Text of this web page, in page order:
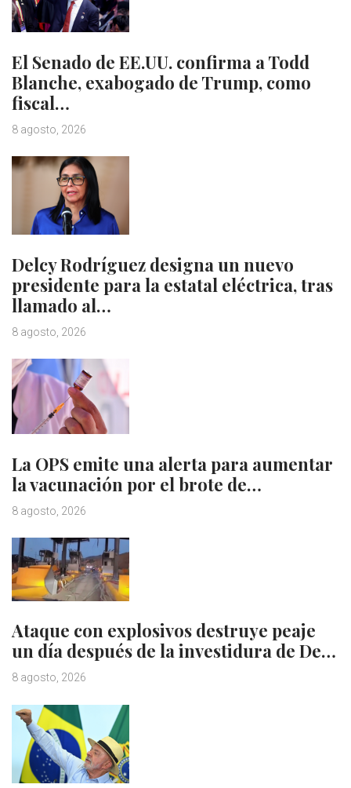
El Senado de EE.UU. confirma a Todd
Blanche, exabogado de Trump, como
fiscal…
8 agosto, 2026
Delcy Rodríguez designa un nuevo
presidente para la estatal eléctrica, tras
llamado al…
8 agosto, 2026
La OPS emite una alerta para aumentar
la vacunación por el brote de…
8 agosto, 2026
Ataque con explosivos destruye peaje
un día después de la investidura de De…
8 agosto, 2026